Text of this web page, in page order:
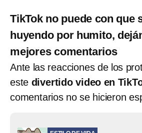
TikTok no puede con que
huyendo por humito,
mejores comentarios
Ante las reacciones de los
este divertido video en
comentarios no se hicieron